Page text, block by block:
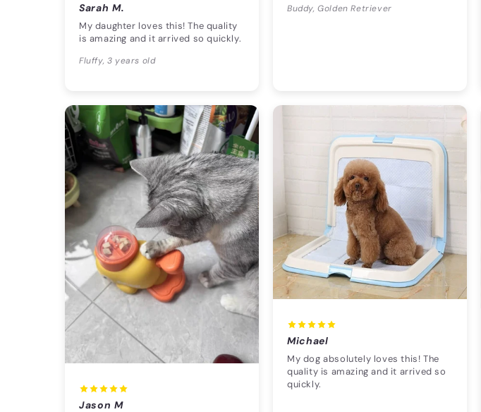
Sarah M.
My daughter loves this! The quality
is amazing and it arrived so quickly.
Fluffy, 3 years old
Buddy, Golden Retriever
Jason M
Michael
My dog absolutely loves this! The
quality is amazing and it arrived so
quickly.